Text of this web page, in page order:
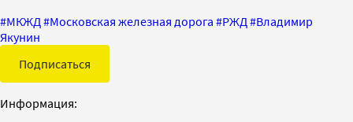
#МКЖД #Московская железная дорога #РЖД #Владимир
Якунин
Подписаться
Информация: